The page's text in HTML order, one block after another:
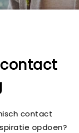
contact
opdoen?